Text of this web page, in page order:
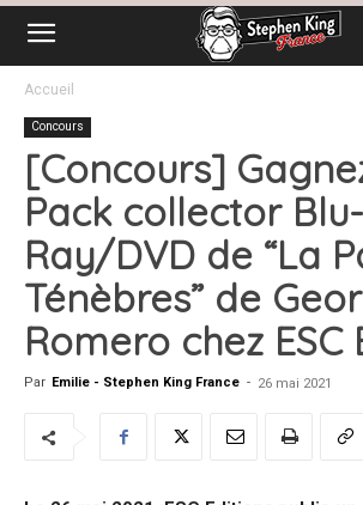
Accueil
Concours
[Concours]
Pack collector Blu-
Ray/DVD de “La
Ténèbres” de
Romero chez ESC
Par Emilie - Stephen King France - 26 mai 2021